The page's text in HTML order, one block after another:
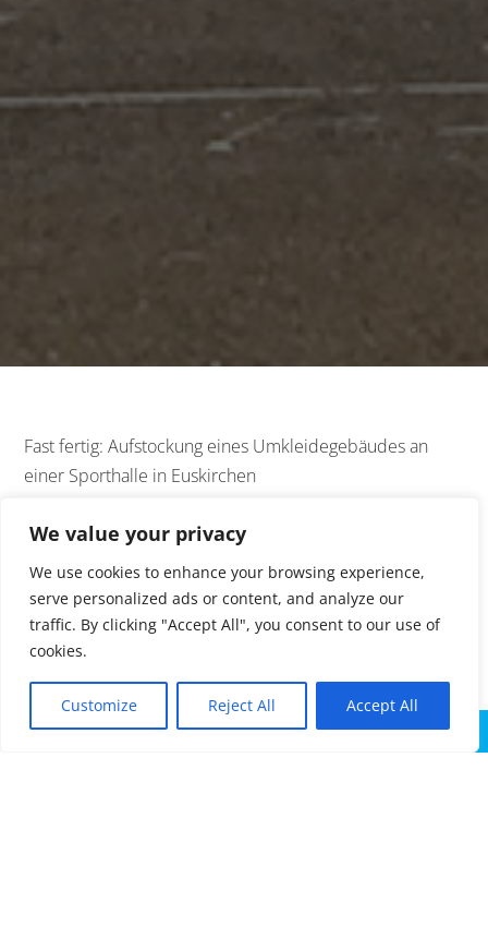
We value your privacy
We use cookies to enhance your browsing experience,
serve personalized ads or content, and analyze our
traffic. By clicking "Accept All", you consent to our use of
cookies.
Customize Reject All Accept All
Fast fertig: Aufstockung eines Umkleidegebäudes an
einer Sporthalle in Euskirchen
Ansicht Schulhof